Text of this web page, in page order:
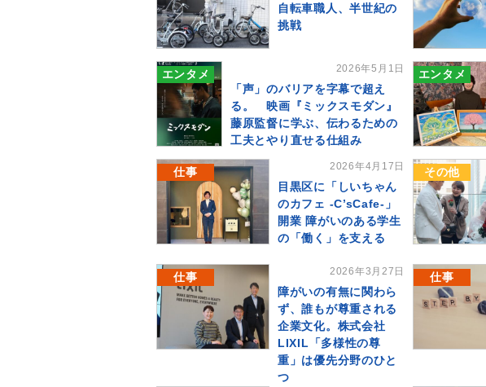
自転車職人、半世紀の
挑戦
エンタメ 2026年5月1日
「声」のバリアを字幕で超え
る。 映画『ミックスモダン』
藤原監督に学ぶ、伝わるための
工夫とやり直せる仕組み
エンタメ
仕事 2026年4月17日
目黒区に「しいちゃん
のカフェ -C’sCafe-」
開業 障がいのある学生
の「働く」を支える
その他
仕事
2026年3月27日
障がいの有無に関わら
ず、誰もが尊重される
企業文化。株式会社
LIXIL「多様性の尊
重」は優先分野のひと
つ
仕事